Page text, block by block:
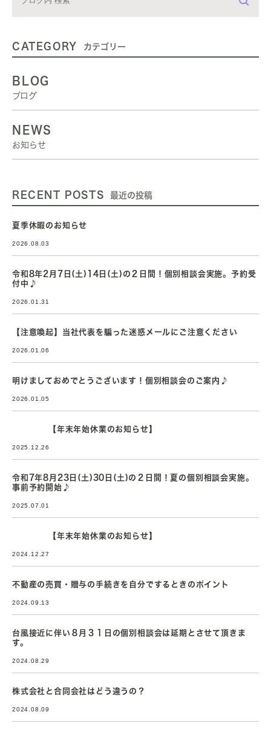
CATEGORY カテゴリー
BLOG
ブログ
NEWS
お知らせ
RECENT POSTS 最近の投稿
夏季休暇のお知らせ
2026.08.03
令和8年2月7日(土)14日(土)の２日間！個別相談会実施。予約受
付中♪
2026.01.31
【注意喚起】当社代表を騙った迷惑メールにご注意ください
2026.01.06
明けましておめでとうございます！個別相談会のご案内♪
2026.01.05
【年末年始休業のお知らせ】
2025.12.26
令和7年8月23日(土)30日(土)の２日間！夏の個別相談会実施。
事前予約開始♪
2025.07.01
【年末年始休業のお知らせ】
2024.12.27
不動産の売買・贈与の手続きを自分でするときのポイント
2024.09.13
台風接近に伴い８月３１日の個別相談会は延期とさせて頂きま
す。
2024.08.29
株式会社と合同会社はどう違うの？
2024.08.09